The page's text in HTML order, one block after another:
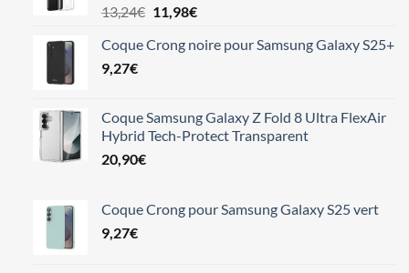
13,24€ Le
initial
11,98€Le
actuel
Coque Crong noire pour Samsung Galaxy S25+
9,27€
Coque Samsung Galaxy Z Fold 8 Ultra FlexAir
Hybrid Tech-Protect Transparent
20,90€
Coque Crong pour Samsung Galaxy S25 vert
9,27€